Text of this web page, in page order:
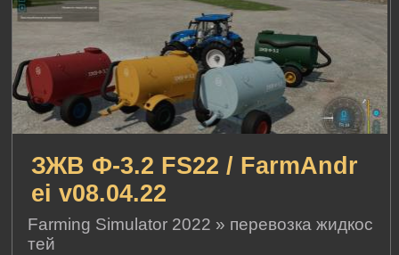
ЗЖВ Ф-3.2 FS22 / FarmAndr
ei v08.04.22
Farming Simulator 2022 » перевозка жидкос
тей